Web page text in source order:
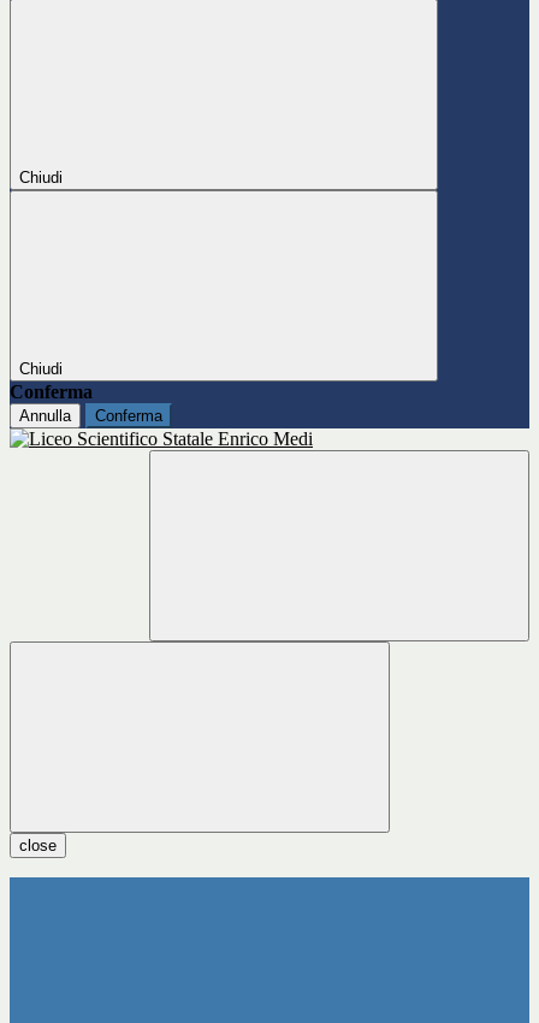
Chiudi
Chiudi
Conferma
Annulla Conferma
close